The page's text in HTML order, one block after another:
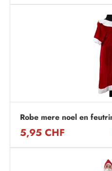
Robe mere noel en
5,95 CHF